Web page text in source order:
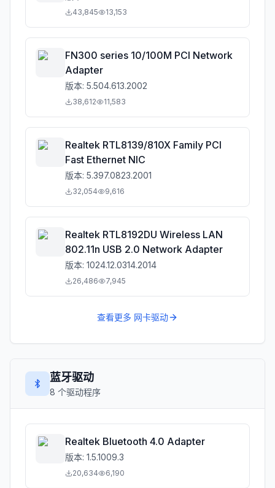
43,845 13,153
FN300 series 10/100M PCI Network
Adapter
版本: 5.504.613.2002
38,612 11,583
Realtek RTL8139/810X Family PCI
Fast Ethernet NIC
版本: 5.397.0823.2001
32,054 9,616
Realtek RTL8192DU Wireless LAN
802.11n USB 2.0 Network Adapter
版本: 1024.12.0314.2014
26,486 7,945
查看更多 网卡驱动
蓝牙驱动
8 个驱动程序
Realtek Bluetooth 4.0 Adapter
版本: 1.5.1009.3
20,634 6,190